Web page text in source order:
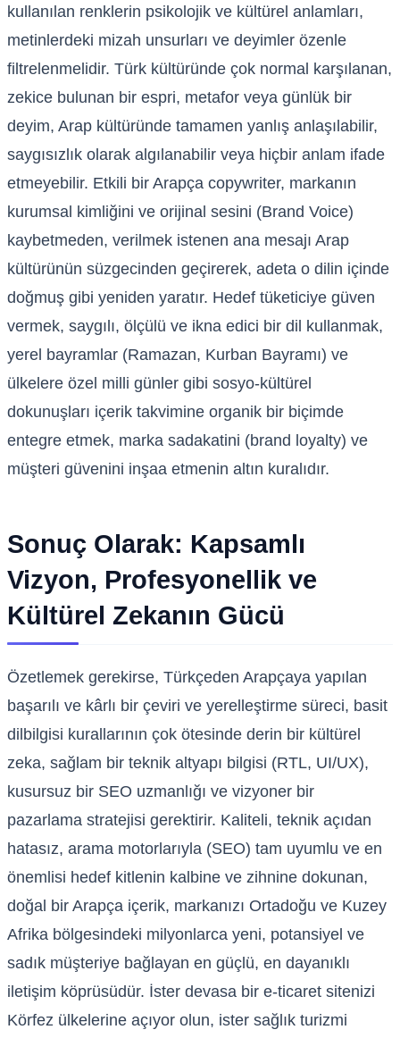
kullanılan renklerin psikolojik ve kültürel anlamları,
metinlerdeki mizah unsurları ve deyimler özenle
filtrelenmelidir. Türk kültüründe çok normal karşılanan,
zekice bulunan bir espri, metafor veya günlük bir
deyim, Arap kültüründe tamamen yanlış anlaşılabilir,
saygısızlık olarak algılanabilir veya hiçbir anlam ifade
etmeyebilir. Etkili bir Arapça copywriter, markanın
kurumsal kimliğini ve orijinal sesini (Brand Voice)
kaybetmeden, verilmek istenen ana mesajı Arap
kültürünün süzgecinden geçirerek, adeta o dilin içinde
doğmuş gibi yeniden yaratır. Hedef tüketiciye güven
vermek, saygılı, ölçülü ve ikna edici bir dil kullanmak,
yerel bayramlar (Ramazan, Kurban Bayramı) ve
ülkelere özel milli günler gibi sosyo-kültürel
dokunuşları içerik takvimine organik bir biçimde
entegre etmek, marka sadakatini (brand loyalty) ve
müşteri güvenini inşaa etmenin altın kuralıdır.
Sonuç Olarak: Kapsamlı
Vizyon, Profesyonellik ve
Kültürel Zekanın Gücü
Özetlemek gerekirse, Türkçeden Arapçaya yapılan
başarılı ve kârlı bir çeviri ve yerelleştirme süreci, basit
dilbilgisi kurallarının çok ötesinde derin bir kültürel
zeka, sağlam bir teknik altyapı bilgisi (RTL, UI/UX),
kusursuz bir SEO uzmanlığı ve vizyoner bir
pazarlama stratejisi gerektirir. Kaliteli, teknik açıdan
hatasız, arama motorlarıyla (SEO) tam uyumlu ve en
önemlisi hedef kitlenin kalbine ve zihnine dokunan,
doğal bir Arapça içerik, markanızı Ortadoğu ve Kuzey
Afrika bölgesindeki milyonlarca yeni, potansiyel ve
sadık müşteriye bağlayan en güçlü, en dayanıklı
iletişim köprüsüdür. İster devasa bir e-ticaret sitenizi
Körfez ülkelerine açıyor olun, ister sağlık turizmi